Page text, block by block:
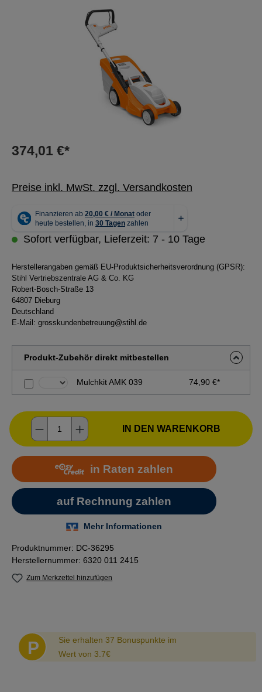
374,01 €*
Preise inkl. MwSt. zzgl. Versandkosten
Sofort verfügbar, Lieferzeit: 7 - 10 Tage
Herstellerangaben gemäß EU-Produktsicherheitsverordnung (GPSR):
Stihl Vertriebszentrale AG & Co. KG
Robert-Bosch-Straße 13
64807 Dieburg
Deutschland
E-Mail: grosskundenbetreuung@stihl.de
Produkt-Zubehör direkt mitbestellen
Mulchkit AMK 039 74,90 €*
Produkt Anzahl: Gib den gewünschten
IN DEN WARENKORB
Produktnummer: DC-36295
Herstellernummer: 6320 011 2415
Zum Merkzettel hinzufügen
P
Sie erhalten 37 Bonuspunkte im
Wert von 3.7€